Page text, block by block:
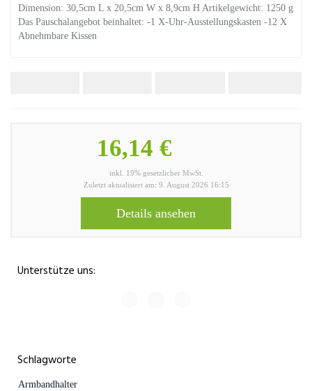
Dimension: 30,5cm L x 20,5cm W x 8,9cm H Artikelgewicht: 1250 g
Das Pauschalangebot beinhaltet: -1 X-Uhr-Ausstellungskasten -12 X
Abnehmbare Kissen
16,14 €
inkl. 19% gesetzlicher MwSt.
Zuletzt aktualisiert am: 9. August 2026 16:15
Details ansehen
Unterstütze uns:
Schlagworte
Armbandhalter